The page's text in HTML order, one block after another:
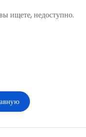
ищете, недоступно.